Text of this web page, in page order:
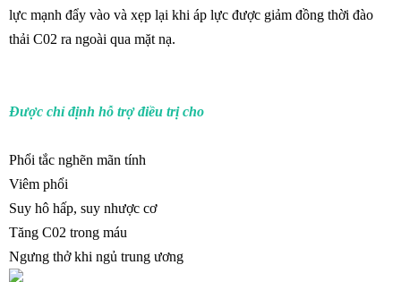
lực mạnh đẩy vào và xẹp lại khi áp lực được giảm đồng thời đào
thải C02 ra ngoài qua mặt nạ.
Được chỉ định hỗ trợ điều trị cho
Phổi tắc nghẽn mãn tính
Viêm phổi
Suy hô hấp, suy nhược cơ
Tăng C02 trong máu
Ngưng thở khi ngủ trung ương